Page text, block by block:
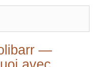
—